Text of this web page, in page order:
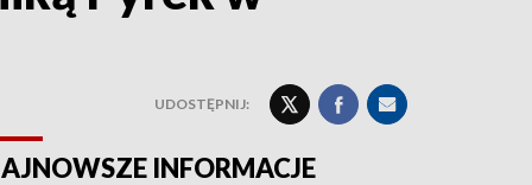
UDOSTĘPNIJ:
INFORMACJE